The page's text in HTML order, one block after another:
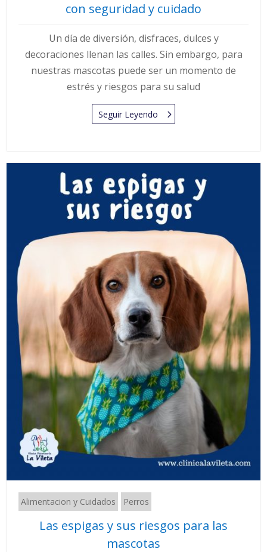
con seguridad y cuidado
Un día de diversión, disfraces, dulces y
decoraciones llenan las calles. Sin embargo, para
nuestras mascotas puede ser un momento de
estrés y riesgos para su salud
Seguir Leyendo
Alimentacion y Cuidados Perros
Las espigas y sus riesgos para las
mascotas